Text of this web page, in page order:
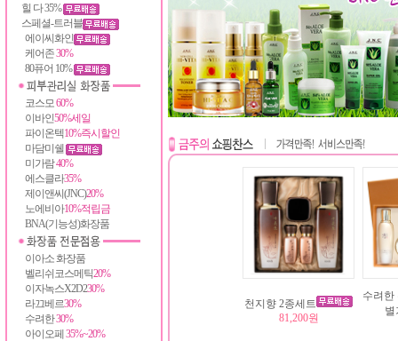
힐 다 35%
스페셜-트러블
에이씨화인
케어존30%
80퓨어 10%
코스모60%
이바인50%세일
파이온텍10%즉시할인
마담미쉘
미가람40%
에스클라35%
제이앤씨(JNC)20%
노에비아10%적립금
BNA(기능성)화장품
이아소 화장품
벨리쉬코스메틱20%
이자녹스X2D230%
라끄베르30%
수려한30%
아이오페 35%~20%
천지향 2종세트
81,200원
수려한
별